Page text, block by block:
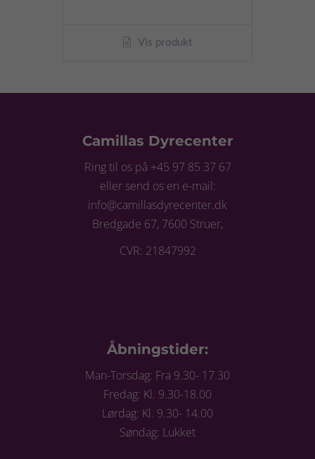
Vis produkt
Camillas Dyrecenter
Ring til os på +45 97 85 37 67
eller send os en e-mail:
info@camillasdyrecenter.dk
Bredgade 67, 7600 Struer,
CVR: 21847992
Åbningstider:
Man-Torsdag: Fra 9.30- 17.30
Fredag: Kl. 9.30-18.00
Lørdag: Kl. 9.30- 14.00
Søndag: Lukket